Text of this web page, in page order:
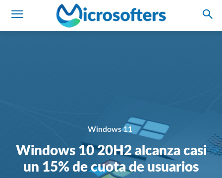
Windows 11
Windows 10 20H2 alcanza casi
un 15% de cuota de usuarios